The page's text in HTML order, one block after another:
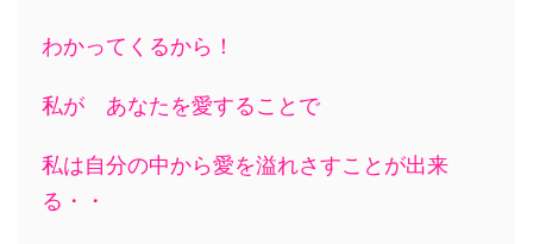
わかってくるから！
私が あなたを愛することで
私は自分の中から愛を溢れさすことが出来
る・・